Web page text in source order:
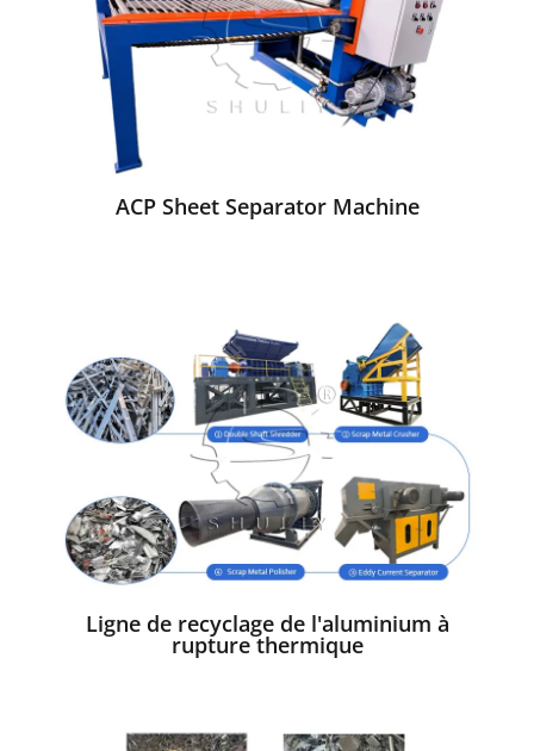
ACP Sheet Separator Machine
Ligne de recyclage de l'aluminium à
rupture thermique